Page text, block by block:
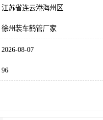
江苏省连云港海州区
徐州装车鹤管厂家
2026-08-07
96